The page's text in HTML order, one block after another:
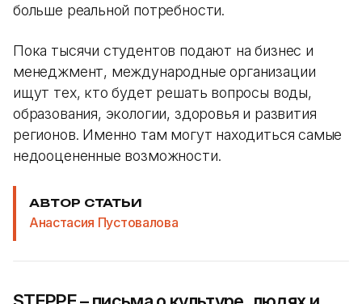
больше реальной потребности.
Пока тысячи студентов подают на бизнес и
менеджмент, международные организации
ищут тех, кто будет решать вопросы воды,
образования, экологии, здоровья и развития
регионов. Именно там могут находиться самые
недооцененные возможности.
АВТОР СТАТЬИ
Анастасия Пустовалова